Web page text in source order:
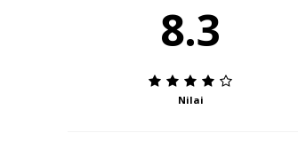
8.3
Nilai